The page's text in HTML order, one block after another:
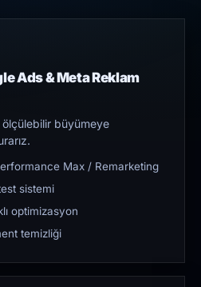
Ads & Meta Reklam
büyümeye
Max / Remarketing
sistemi
optimizasyon
temizliği